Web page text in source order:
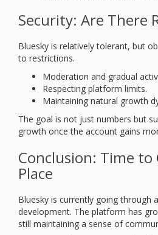
Security: Are There
Bluesky is relatively tolerant, but
to restrictions.
Moderation and gradual
Respecting platform limits.
Maintaining natural growth
The goal is not just numbers but
growth once the account gains
Conclusion: Time to
Place
Bluesky is currently going through
development. The platform has
still maintaining a sense of